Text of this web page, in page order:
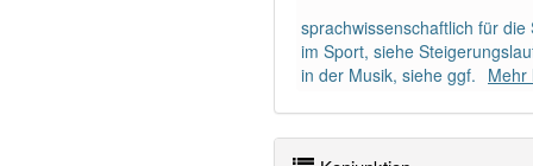
85% unserer Spielapp-
sprachwissenschaftlich für
im Sport, siehe
in der Musik, siehe ggf. Mehr